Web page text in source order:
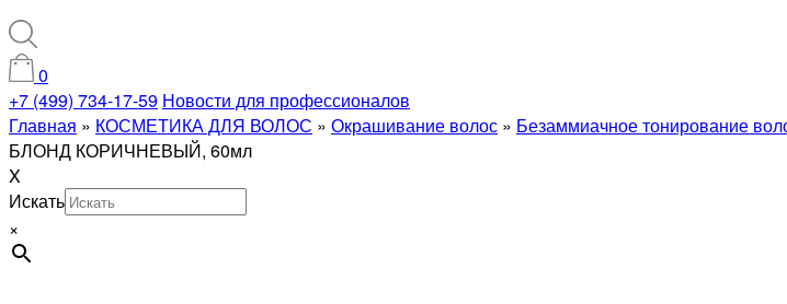
0
+7 (499) 734-17-59 Новости для профессионалов
Главная » КОСМЕТИКА ДЛЯ ВОЛОС » Окрашивание волос » Безаммиачное тонирование
БЛОНД КОРИЧНЕВЫЙ, 60мл
X
Искать
×